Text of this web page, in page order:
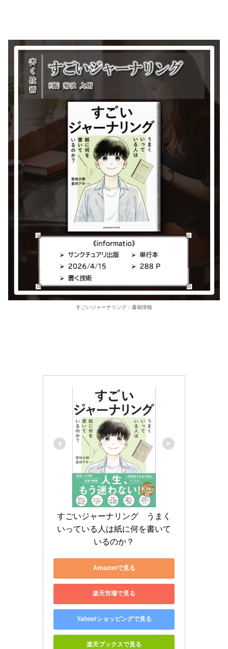
すごいジャーナリング：書籍情報
すごいジャーナリング　うまく
いっている人は紙に何を書いて
いるのか？
Amazonで見る
楽天市場で見る
Yahoo!ショッピングで見る
楽天ブックスで見る